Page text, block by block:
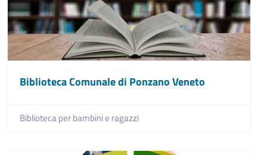
Biblioteca Comunale di Ponzano Veneto
Biblioteca per bambini e ragazzi